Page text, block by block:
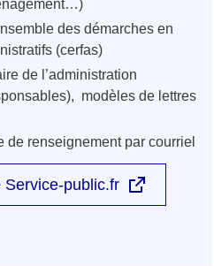
des démarches en
(cerfas)
de l’administration
modèles de lettres
de renseignement par courriel
Service-public.fr